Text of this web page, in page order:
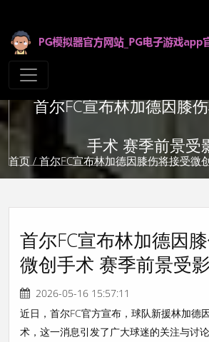
首尔FC宣布林加德因膝
手术 赛季前景受
首页 / 首尔FC宣布林加德因膝伤将接受微
首尔FC宣布林加德因
微创手术 赛季前景受
2026-05-16 15:57:11
近日，首尔FC官方宣布，球队新援林加德
术，这一消息引发了广大球迷的关注与讨